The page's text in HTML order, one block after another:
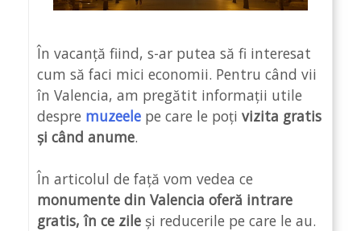
În vacanță fiind, s-ar putea să fi interesat
cum să faci mici economii. Pentru când vii
în Valencia, am pregătit informații utile
despre muzeele pe care le poți vizita gratis
și când anume.
În articolul de față vom vedea ce
monumente din Valencia oferă intrare
gratis, în ce zile și reducerile pe care le au.